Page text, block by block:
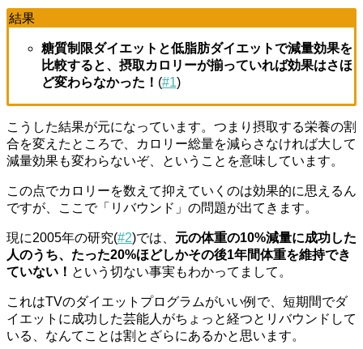
結果
糖質制限ダイエットと低脂肪ダイエットで減量効果を
比較すると、摂取カロリーが揃っていれば効果はさほ
ど変わらなかった！ (#1)
こうした結果が元になっています。つまり摂取する栄養の割
合を変えたところで、カロリー総量を減らさなければ大して
減量効果も変わらないぞ、ということを意味しています。
この点でカロリーを数えて抑えていくのは効果的に思えるん
ですが、ここで「リバウンド」の問題が出てきます。
現に2005年の研究(#2)では、 元の体重の10%減量に成功した
人のうち、たった20%ほどしかその後1年間体重を維持でき
ていない！ という切ない事実もわかってまして。
これはTVのダイエットプログラムがいい例で、短期間でダ
イエットに成功した芸能人がちょっと経つとリバウンドして
いる、なんてことは割とざらにあるかと思います。